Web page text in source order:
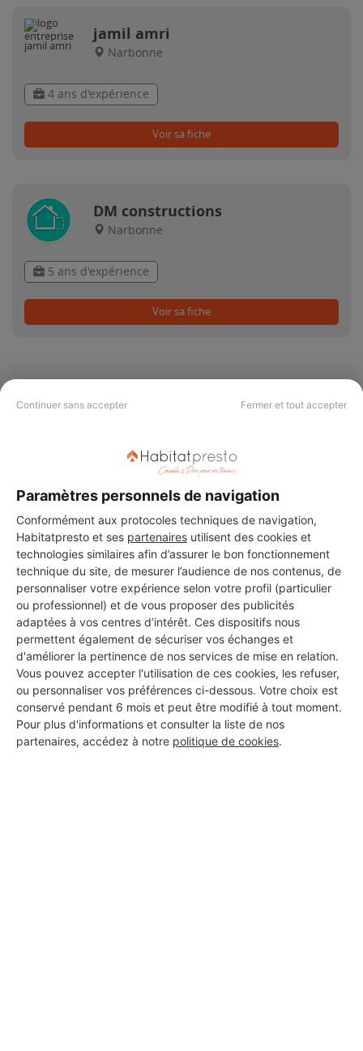
Continuer sans accepter Fermer et tout accepter
Paramètres personnels de navigation
Conformément aux protocoles techniques de navigation,
Habitatpresto et ses partenaires utilisent des cookies et
technologies similaires afin d’assurer le bon fonctionnement
technique du site, de mesurer l’audience de nos contenus, de
personnaliser votre expérience selon votre profil (particulier
ou professionnel) et de vous proposer des publicités
adaptées à vos centres d’intérêt. Ces dispositifs nous
permettent également de sécuriser vos échanges et
d'améliorer la pertinence de nos services de mise en relation.
Vous pouvez accepter l'utilisation de ces cookies, les refuser,
ou personnaliser vos préférences ci-dessous. Votre choix est
conservé pendant 6 mois et peut être modifié à tout moment.
Pour plus d'informations et consulter la liste de nos
partenaires, accédez à notre politique de cookies.
jamil amri
Narbonne
4 ans d'expérience
Voir sa fiche
DM constructions
Narbonne
5 ans d'expérience
Voir sa fiche
CHERCHER ?
Vous souhaitez réaliser des travaux et ne savez quel professionnel
choisir ? Demandez des devis travauxauprès de notre réseau de 5 000
professionnels partout en France.
DEMANDER UN DEVIS